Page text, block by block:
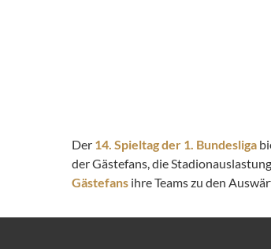
Der 14. Spieltag der 1. Bundesliga
der Gästefans, die
Gästefans ihre Teams zu den